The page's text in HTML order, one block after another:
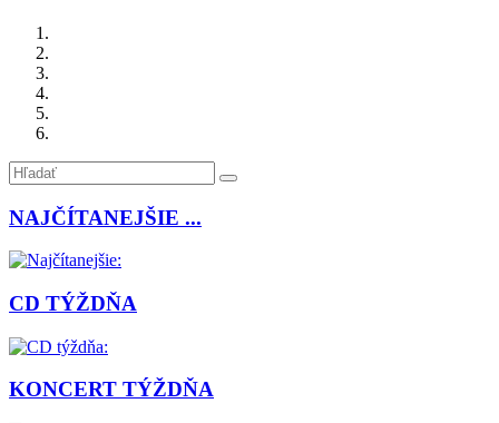
NAJČÍTANEJŠIE ...
CD TÝŽDŇA
KONCERT TÝŽDŇA